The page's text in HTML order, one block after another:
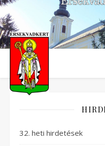
32. heti hirdetések